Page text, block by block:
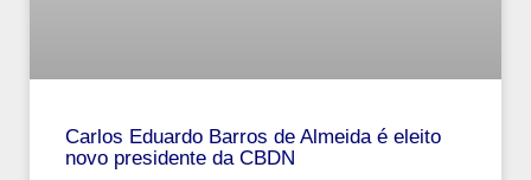
Carlos Eduardo Barros de Almeida é eleito
novo presidente da CBDN